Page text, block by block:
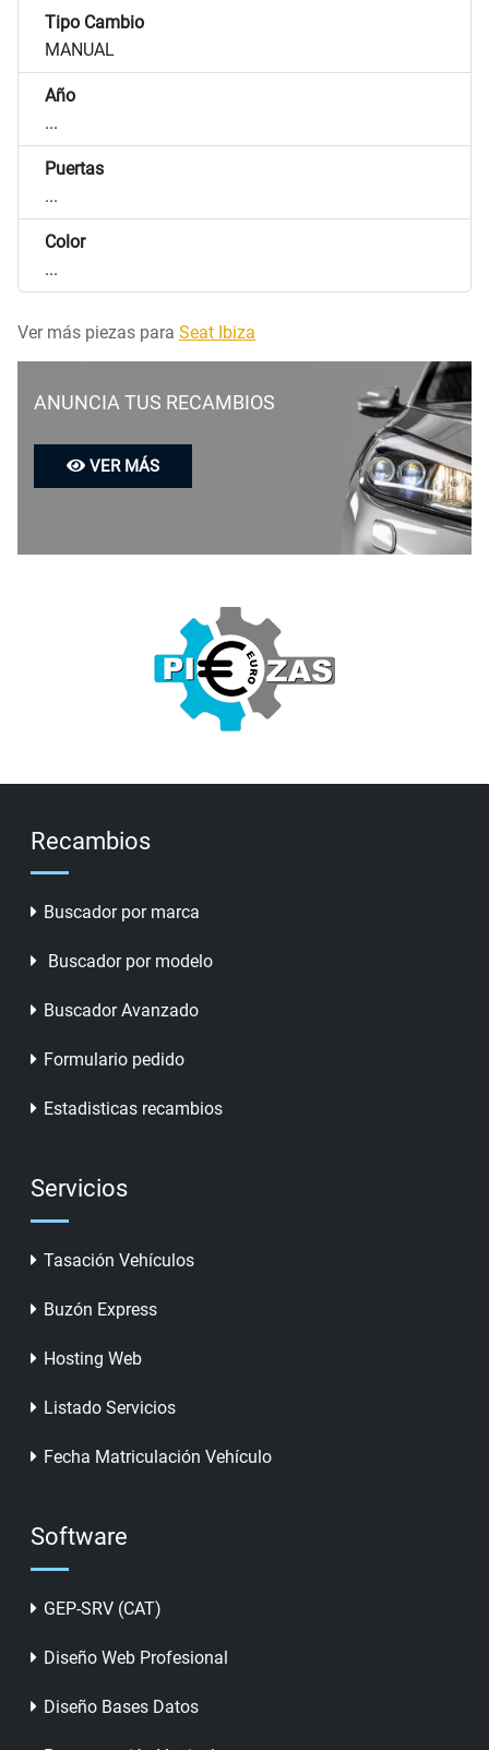
Tipo Cambio
MANUAL
Año
...
Puertas
...
Color
...
Ver más piezas para Seat Ibiza
ANUNCIA TUS RECAMBIOS
VER MÁS
Recambios
Buscador por marca
Buscador por modelo
Buscador Avanzado
Formulario pedido
Estadisticas recambios
Servicios
Tasación Vehículos
Buzón Express
Hosting Web
Listado Servicios
Fecha Matriculación Vehículo
Software
GEP-SRV (CAT)
Diseño Web Profesional
Diseño Bases Datos